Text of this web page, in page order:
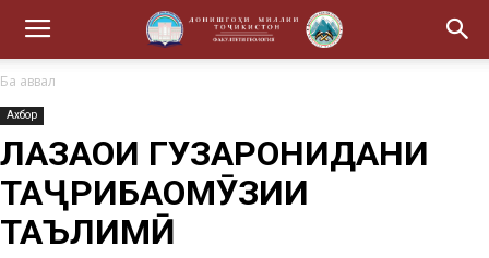
Ба аввал
Ахбор
ЛАҲЗАҲОИ ГУЗАРОНИДАНИ
ТАҶРИБАОМӮЗИИ
ТАЪЛИМӢ